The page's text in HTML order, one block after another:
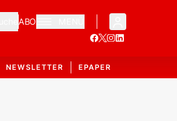
ABO
NEWSLETTER EPAPER